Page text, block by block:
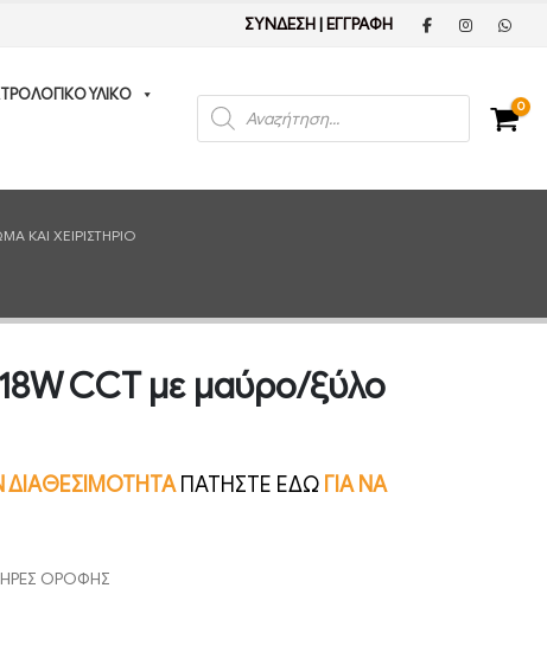
ΣΥΝΔΕΣΗ| ΕΓΓΡΑΦΗ
ΥΛΙΚΟ
Products
search
0
ΚΑΙ ΧΕΙΡΙΣΤΉΡΙΟ
CCT με μαύρο/ξύλο
ΔΙΑΘΕΣΙΜΟΤΗΤΑΠΑΤΗΣΤΕ ΕΔΩ ΓΙΑ ΝΑ
ΟΡΟΦΗΣ